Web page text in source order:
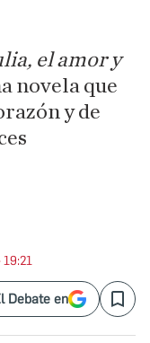
el amor y
novela que
y de
Debate en Save